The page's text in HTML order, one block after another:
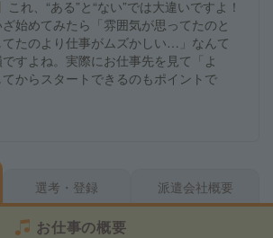
これ、“ある”と“ない”では大違いですよ！
始めてみたら「雰囲気が思ってたのと
たのより仕事がムズかしい…」なんて
すよね。実際にお仕事先を見て「よ
からスタートできるのもポイントで
選考・登録 派遣会社概要
お仕事の概要